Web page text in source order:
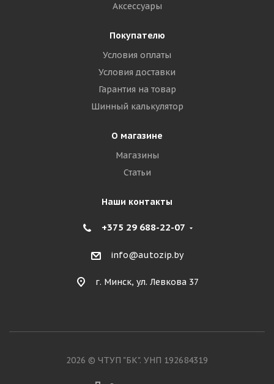
Аксессуары
Покупателю
Условия оплаты
Условия доставки
Гарантия на товар
Шинный калькулятор
О магазине
Магазины
Статьи
Наши контакты
+375 29 688-22-07
info@autozip.by
г. Минск, ул. Левкова 37
2026 © ЧТУП "БК". УНП 192684319